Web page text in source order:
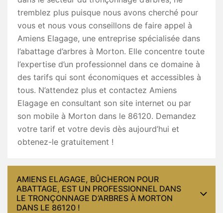
tremblez plus puisque nous avons cherché pour
vous et nous vous conseillons de faire appel à
Amiens Elagage, une entreprise spécialisée dans
l’abattage d’arbres à Morton. Elle concentre toute
l’expertise d’un professionnel dans ce domaine à
des tarifs qui sont économiques et accessibles à
tous. N’attendez plus et contactez Amiens
Elagage en consultant son site internet ou par
son mobile à Morton dans le 86120. Demandez
votre tarif et votre devis dès aujourd’hui et
obtenez-le gratuitement !
AMIENS ELAGAGE, BÛCHERON POUR
ABATTAGE, EST UN PROFESSIONNEL DANS
LE TRONÇONNAGE D’ARBRES À MORTON
DANS LE 86120 !